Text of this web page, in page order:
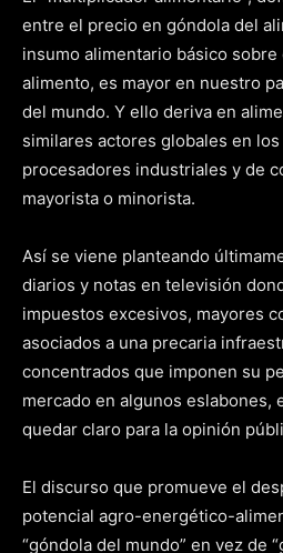
entre el precio en góndola del
insumo alimentario básico
alimento, es mayor en nuestro
del mundo. Y ello deriva en
similares actores globales en
procesadores industriales y de
mayorista o minorista.
Así se viene planteando
diarios y notas en televisión
impuestos excesivos, mayores
asociados a una precaria
concentrados que imponen su
mercado en algunos eslabones,
quedar claro para la opinión
El discurso que promueve el
potencial agro-energético-
“góndola del mundo” en vez de